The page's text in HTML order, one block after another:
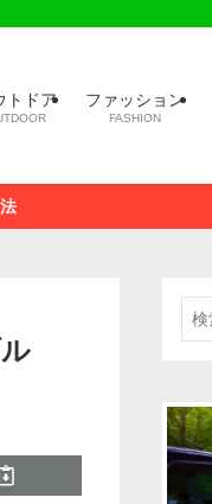
トドア ファッション
FASHION